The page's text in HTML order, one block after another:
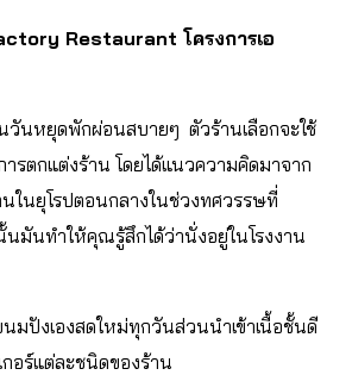
Restaurant โครงการเอ
วันหยุดพักผ่อนสบายๆ ตัวร้านเลือกจะใช้
รตกแต่งร้าน โดยได้แนวความคิดมาจาก
นในยุโรปตอนกลางในช่วงทศวรรษที่
นมันทำให้คุณรู้สึกได้ว่านั่งอยู่ในโรงงาน
มปังเองสดใหม่ทุกวันส่วนนำเข้าเนื้อชั้นดี
กอร์แต่ละชนิดของร้าน